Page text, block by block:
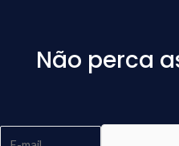
Não perca